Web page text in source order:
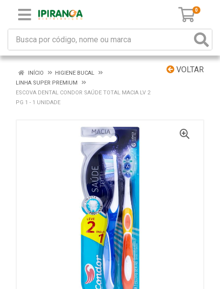
0
VOLTAR
INÍCIO
HIGIENE BUCAL
LINHA SUPER PREMIUM
ESCOVA DENTAL CONDOR SAÚDE TOTAL MACIA LV 2
PG 1 - 1 UNIDADE